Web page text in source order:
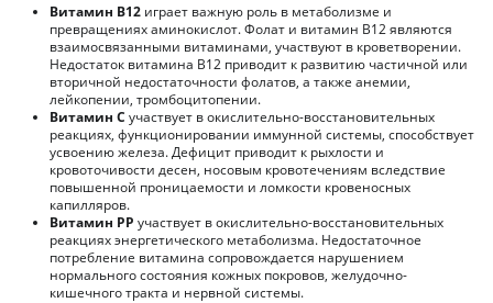
Витамин В12 играет важную роль в метаболизме и
превращениях аминокислот. Фолат и витамин В12 являются
взаимосвязанными витаминами, участвуют в кроветворении.
Недостаток витамина В12 приводит к развитию частичной или
вторичной недостаточности фолатов, а также анемии,
лейкопении, тромбоцитопении.
Витамин С участвует в окислительно-восстановительных
реакциях, функционировании иммунной системы, способствует
усвоению железа. Дефицит приводит к рыхлости и
кровоточивости десен, носовым кровотечениям вследствие
повышенной проницаемости и ломкости кровеносных
капилляров.
Витамин РР участвует в окислительно-восстановительных
реакциях энергетического метаболизма. Недостаточное
потребление витамина сопровождается нарушением
нормального состояния кожных покровов, желудочно-
кишечного тракта и нервной системы.